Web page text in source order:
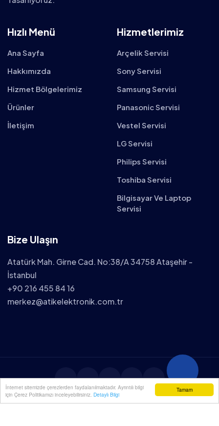
Tamam
İnternet sitemizde çerezlerden faydalanılmaktadır. Ayrıntılı bilgi
için Çerez Politikamızı inceleyebilirsiniz. Detaylı Bilgi
Hızlı Menü
Ana Sayfa
Hakkımızda
Hizmet Bölgelerimiz
Ürünler
İletişim
Hizmetlerimiz
Arçelik Servisi
Sony Servisi
Samsung Servisi
Panasonic Servisi
Vestel Servisi
LG Servisi
Philips Servisi
Toshiba Servisi
Bilgisayar Ve Laptop
Servisi
Bize Ulaşın
Atatürk Mah. Girne Cad. No:38/A 34758 Ataşehir -
İstanbul
+90 216 455 84 16
merkez@atikelektronik.com.tr
2025 ATİK ELEKTRONİK TÜM HAKLARI SAKLIDIR.